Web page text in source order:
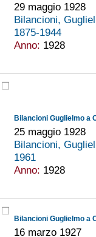
29 maggio 1928
Bilancioni,
1875-1944
Anno: 1928
Bilancioni Guglielmo a
25 maggio 1928
Bilancioni,
1961
Anno: 1928
Bilancioni Guglielmo a
16 marzo 1927